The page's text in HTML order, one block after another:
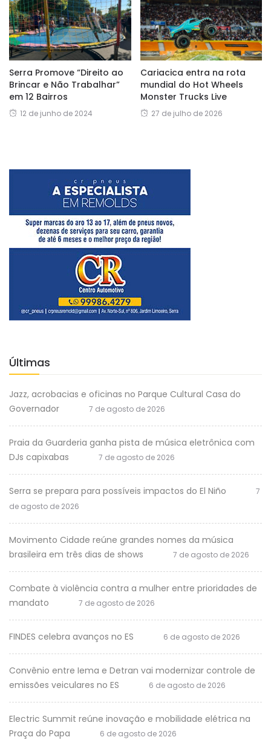
Serra Promove “Direito ao
Brincar e Não Trabalhar”
em 12 Bairros
12 de junho de 2024
Cariacica entra na rota
mundial do Hot Wheels
Monster Trucks Live
27 de julho de 2026
Últimas
Jazz, acrobacias e oficinas no Parque Cultural Casa do
Governador
7 de agosto de 2026
Praia da Guarderia ganha pista de música eletrônica com
DJs capixabas
7 de agosto de 2026
Serra se prepara para possíveis impactos do El Niño
7
de agosto de 2026
Movimento Cidade reúne grandes nomes da música
brasileira em três dias de shows
7 de agosto de 2026
Combate à violência contra a mulher entre prioridades de
mandato
7 de agosto de 2026
FINDES celebra avanços no ES 6 de agosto de 2026
Convênio entre Iema e Detran vai modernizar controle de
emissões veiculares no ES
6 de agosto de 2026
Electric Summit reúne inovação e mobilidade elétrica na
Praça do Papa
6 de agosto de 2026